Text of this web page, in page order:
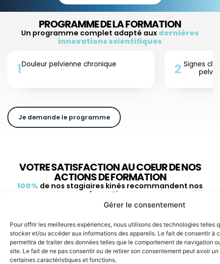
Gérer le consentement
Pour offrir les meilleures expériences, nous utilisons des technologies telles
stocker et/ou accéder aux informations des appareils. Le fait de consentir à
permettra de traiter des données telles que le comportement de navigation
site. Le fait de ne pas consentir ou de retirer son consentement peut avoir
certaines caractéristiques et fonctions.
PROGRAMME DE LA FORMATION
Un programme complet adapté aux dernières
innovations scientifiques
1Douleur pelvienne chronique 2 Signes
Je demande le programme
VOTRE SATISFACTION AU COEUR DE NOS
ACTIONS DE FORMATION
100% de nos stagiaires kinés recommandent nos
formations
DÉCOUVREZ VOTRE FORMATEUR
Expert et professionnel de terrain, mais surtout,
excellent pédagogue